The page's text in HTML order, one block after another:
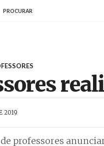
PROCURAR
2019
professores